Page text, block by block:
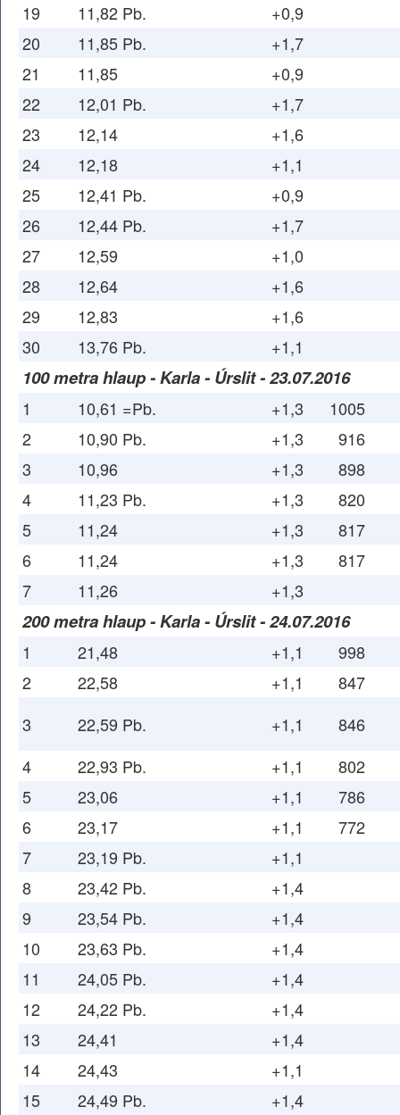
19
11,82 Pb.
+0,9
20
11,85 Pb.
+1,7
21
11,85
+0,9
22
12,01 Pb.
+1,7
23
12,14
+1,6
24
12,18
+1,1
25
12,41 Pb.
+0,9
26
12,44 Pb.
+1,7
27
12,59
+1,0
28
12,64
+1,6
29
12,83
+1,6
30
13,76 Pb. +1,1
100 metra hlaup - Karla - Úrslit - 23.07.2016
1 10,61 =Pb. +1,3
1005
2
10,90 Pb. +1,3
916
3
10,96 +1,3
898
4
11,23 Pb. +1,3
820
5
11,24 +1,3
817
6
11,24 +1,3
817
7
11,26 +1,3
200 metra hlaup - Karla - Úrslit - 24.07.2016
1 21,48 +1,1
998
2
22,58 +1,1
847
3
22,59 Pb. +1,1
846
4
22,93 Pb. +1,1
802
5
23,06 +1,1
786
6
23,17 +1,1
772
7
23,19 Pb.
+1,1
8
23,42 Pb.
+1,4
9
23,54 Pb.
+1,4
10
23,63 Pb.
+1,4
11
24,05 Pb.
+1,4
12
24,22 Pb.
+1,4
13
24,41
+1,4
14
24,43
+1,1
15
24,49 Pb. +1,4